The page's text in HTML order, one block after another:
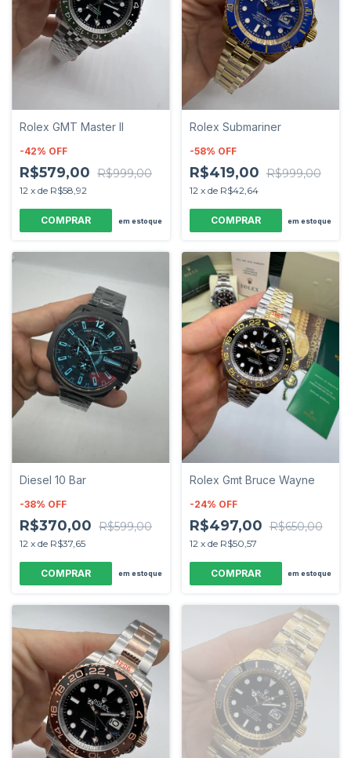
Rolex GMT Master II
-42% OFF
R$579,00 R$999,00
12 x de R$58,92
em estoque
Rolex Submariner
-58% OFF
R$419,00 R$999,00
12 x de R$42,64
em estoque
Diesel 10 Bar
-38% OFF
R$370,00 R$599,00
12 x de R$37,65
em estoque
Rolex Gmt Bruce Wayne
-24% OFF
R$497,00 R$650,00
12 x de R$50,57
em estoque